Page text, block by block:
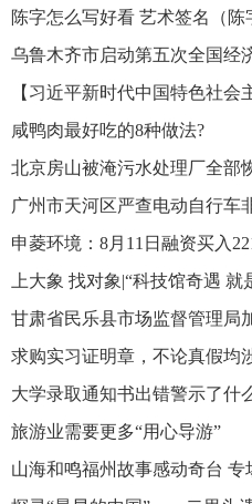
陈字怎么写好看 艺术签名（陈
乌鲁木齐市启动第五次全国经
咸鸭肉最好吃的8种做法?
北京房山被淹污水处理厂全部
广州市天河区严查电动自行车
上大象 找对象|“科技馆奇遇
甘肃省民乐县市场监督管理局
求购实习证明章，不论真假均
大学录取通知书出错警示了什
旅游业需要更多“用心导游”
山海和鸣福州故事感动奇台